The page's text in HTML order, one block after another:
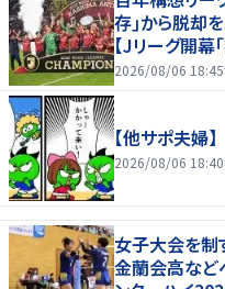
存｣から脱却
【Jリーグ開
2026/08/06 18:45
【他サポ夫婦
2026/08/06 18:40
女子大会を
金蘭会高など